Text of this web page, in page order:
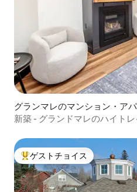
グランマレのマンション・ア
新築 - グランドマレのハイトレ
大好評のゲストチョイスです。
ゲストチョイス